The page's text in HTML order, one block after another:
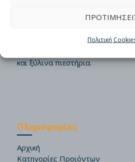
Πολιτική
παλαιότερους ελαιοκαλλιεργητές
παραδοσιακό ελαιοτριβείο στην
και ξύλινα πιεστήρια.
Πληροφορίες
Αρχική
Κατηγορίες Προιόντων